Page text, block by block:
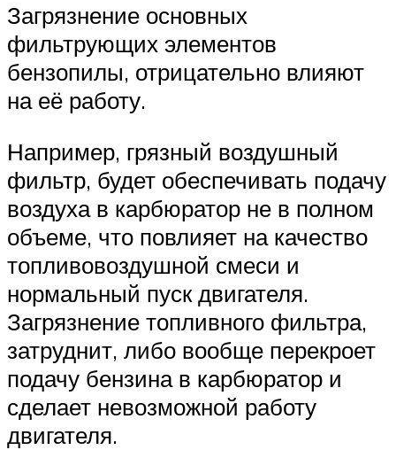
Загрязнение основных
фильтрующих элементов
бензопилы, отрицательно влияют
на её работу.
Например, грязный воздушный
фильтр, будет обеспечивать подачу
воздуха в карбюратор не в полном
объеме, что повлияет на качество
топливовоздушной смеси и
нормальный пуск двигателя.
Загрязнение топливного фильтра,
затруднит, либо вообще перекроет
подачу бензина в карбюратор и
сделает невозможной работу
двигателя.